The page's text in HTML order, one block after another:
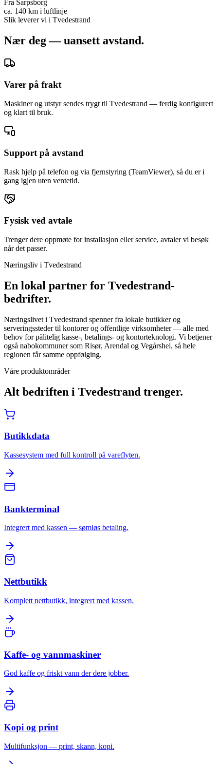
Fra Sarpsborg
ca. 140 km i luftlinje
Slik leverer vi i Tvedestrand
Nær deg — uansett avstand.
Varer på frakt
Maskiner og utstyr sendes trygt til Tvedestrand — ferdig konfigurert
og klart til bruk.
Support på avstand
Rask hjelp på telefon og via fjernstyring (TeamViewer), så du er i
gang igjen uten ventetid.
Fysisk ved avtale
Trenger dere oppmøte for installasjon eller service, avtaler vi besøk
når det passer.
Næringsliv i Tvedestrand
En lokal partner for Tvedestrand-
bedrifter.
Næringslivet i Tvedestrand spenner fra lokale butikker og
serveringssteder til kontorer og offentlige virksomheter — alle med
behov for pålitelig kasse-, betalings- og kontorteknologi. Vi betjener
også nabokommuner som Risør, Arendal og Vegårshei, så hele
regionen får samme oppfølging.
Våre produktområder
Alt bedriften i Tvedestrand trenger.
Butikkdata
Kassesystem med full kontroll på vareflyten.
Bankterminal
Integrert med kassen — sømløs betaling.
Nettbutikk
Komplett nettbutikk, integrert med kassen.
Kaffe- og vannmaskiner
God kaffe og friskt vann der dere jobber.
Kopi og print
Multifunksjon — print, skann, kopi.